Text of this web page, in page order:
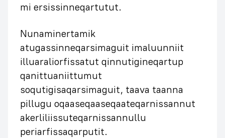
mi ersissinneqartutut.
Nunaminertamik
atugassinneqarsimaguit imaluunniit
illuaraliorfissatut qinnutigineqartup
qanittuaniittumut
soqutigisaqarsimaguit, taava taanna
pillugu oqaaseqaaseqaateqarnissannut
akerliliissuteqarnissannullu
periarfissaqarputit.